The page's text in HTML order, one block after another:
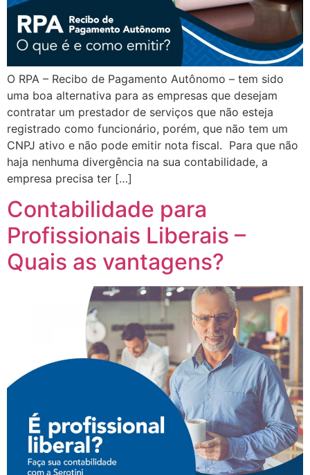
O RPA – Recibo de Pagamento Autônomo – tem sido
uma boa alternativa para as empresas que desejam
contratar um prestador de serviços que não esteja
registrado como funcionário, porém, que não tem um
CNPJ ativo e não pode emitir nota fiscal. Para que não
haja nenhuma divergência na sua contabilidade, a
empresa precisa ter […]
Contabilidade para
Profissionais Liberais –
Quais as vantagens?